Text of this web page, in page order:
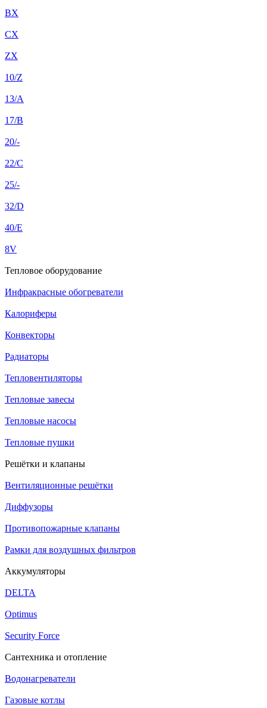
BX
CX
ZX
10/Z
13/A
17/B
20/-
22/C
25/-
32/D
40/E
8V
Тепловое оборудование
Инфракрасные обогреватели
Калориферы
Конвекторы
Радиаторы
Тепловентиляторы
Тепловые завесы
Тепловые насосы
Тепловые пушки
Решётки и клапаны
Вентиляционные решётки
Диффузоры
Противопожарные клапаны
Рамки для воздушных фильтров
Аккумуляторы
DELTA
Optimus
Security Force
Сантехника и отопление
Водонагреватели
Газовые котлы